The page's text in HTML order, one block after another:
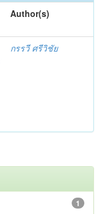
Author(s)
กรรวี ศรีวิชัย
1